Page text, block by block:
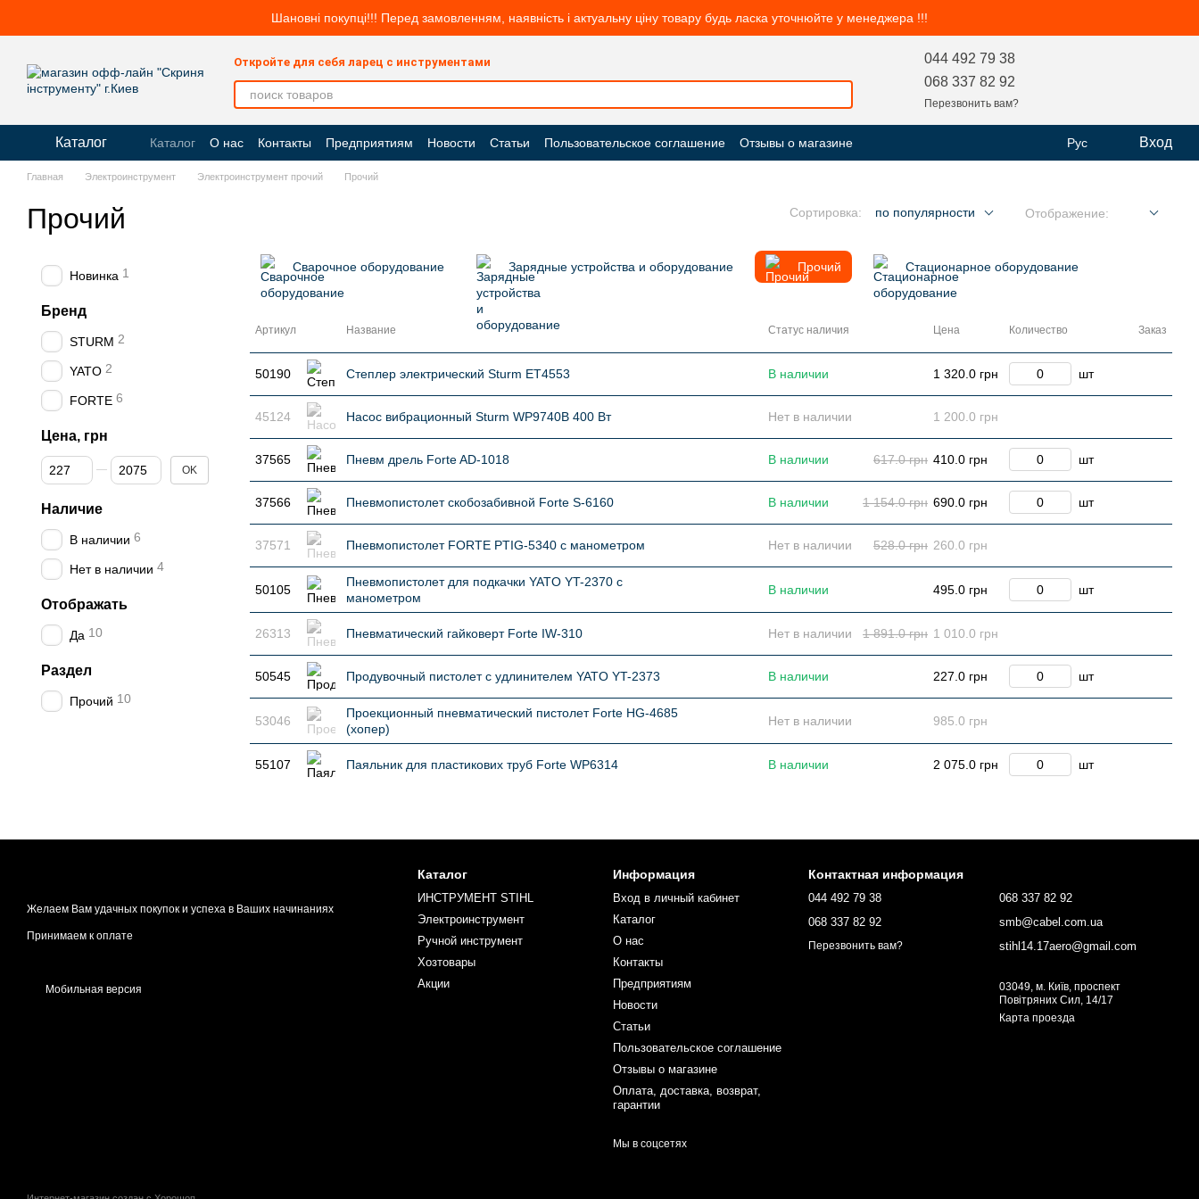
Шановні покупці!!! Перед замовленням, наявність і актуальну ціну товару будь ласка уточнюйте у менеджера !!!
Откройте для себя ларец с инструментами
044 492 79 38
068 337 82 92
Перезвонить вам?
Каталог Каталог О нас Контакты Предприятиям Новости Статьи Пользовательское соглашение Отзывы о магазине Рус Вход
Главная Электроинструмент Электроинструмент прочий Прочий
Прочий Сортировка: по популярности Отображение:
Сварочное оборудование Зарядные устройства и оборудование Прочий Стационарное оборудование
Артикул Название Статус наличия Цена Количество Заказ
50190 Степлер электрический Sturm ET4553 В наличии 1 320.0 грн шт
45124 Насос вибрационный Sturm WP9740B 400 Вт Нет в наличии 1 200.0 грн
37565 Пневм дрель Forte AD-1018 В наличии 617.0 грн 410.0 грн шт
37566 Пневмопистолет скобозабивной Forte S-6160 В наличии 1 154.0 грн 690.0 грн шт
37571 Пневмопистолет FORTE PТІG-5340 с манометром Нет в наличии 528.0 грн 260.0 грн
50105
Пневмопистолет для подкачки YATO YT-2370 с
манометром
В наличии 495.0 грн шт
26313 Пневматический гайковерт Forte IW-310 Нет в наличии 1 891.0 грн 1 010.0 грн
50545 Продувочный пистолет с удлинителем YATO YT-2373 В наличии 227.0 грн шт
53046
Проекционный пневматический пистолет Forte HG-4685
(хопер)
Нет в наличии 985.0 грн
55107 Паяльник для пластикових труб Forte WP6314 В наличии 2 075.0 грн шт
Новинка 1
Бренд
STURM 2
YATO 2
FORTE 6
Цена, грн
От Цена, грн
До Цена, грн OK
Наличие
В наличии 6
Нет в наличии 4
Отображать
Да 10
Раздел
Прочий 10
Желаем Вам удачных покупок и успеха в Ваших начинаниях
Принимаем к оплате
Мобильная версия
Каталог
ИНСТРУМЕНТ STIHL
Электроинструмент
Ручной инструмент
Хозтовары
Акции
Информация
Вход в личный кабинет
Каталог
О нас
Контакты
Предприятиям
Новости
Статьи
Пользовательское соглашение
Отзывы о магазине
Оплата, доставка, возврат,
гарантии
Мы в соцсетях
Контактная информация
044 492 79 38
068 337 82 92
Перезвонить вам?
068 337 82 92
smb@cabel.com.ua
stihl14.17aero@gmail.com
03049, м. Київ, проспект
Повітряних Сил, 14/17
Карта проезда